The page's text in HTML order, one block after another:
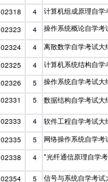
02318 4 计算机组成原理自学
02323 4 操作系统概论自学考
02324 4 离散数学自学考试大
02325 4 计算机系统结构自学
02326 5 操作系统自学考试大
02331 5 数据结构自学考试大
02333 4 软件工程自学考试大
02335 5 网络操作系统自学考
02338 4 *光纤通信原理自学
02354 5 信号与系统自学考试